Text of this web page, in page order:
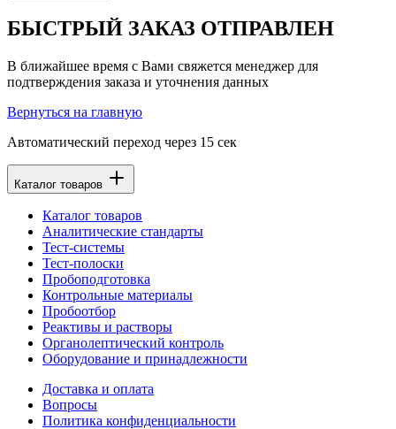
БЫСТРЫЙ ЗАКАЗ ОТПРАВЛЕН
В ближайшее время с Вами свяжется менеджер для
подтверждения заказа и уточнения данных
Вернуться на главную
Автоматический переход через 15 сек
Каталог товаров
Каталог товаров
Аналитические стандарты
Тест-системы
Тест-полоски
Пробоподготовка
Контрольные материалы
Пробоотбор
Реактивы и растворы
Органолептический контроль
Оборудование и принадлежности
Доставка и оплата
Вопросы
Политика конфиденциальности